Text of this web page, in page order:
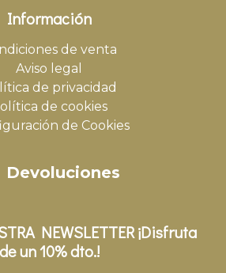
Información
de venta
Aviso legal
de privacidad
de cookies
de Cookies
Devoluciones
NEWSLETTER ¡Disfruta
de un 10% dto.!